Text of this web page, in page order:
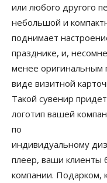
или любого другого
небольшой и
поднимает
празднике, и,
менее оригинальным
виде визитной
Такой сувенир
логотип вашей
по
индивидуальному
плеер, ваши клиенты
компании.